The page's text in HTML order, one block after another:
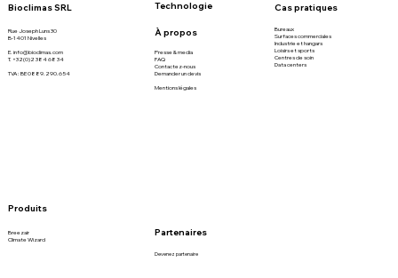
Bioclimas SRL
Rue Joseph Luns 30
B-1401 Nivelles
E. info@bioclimas.com
T. +32(0)2 384 68 34
TVA : BE 0889.290.654
À propos
Presse & media
FAQ
Contactez-nous
Demander un devis
Mentions légales
Technologie Cas pratiques
Bureaux
Surfaces commerciales
Industrie et hangars
Loisirs et sports
Centres de soin
Data centers
Produits
Breezair
Climate Wizard
Partenaires
Devenez partenaire